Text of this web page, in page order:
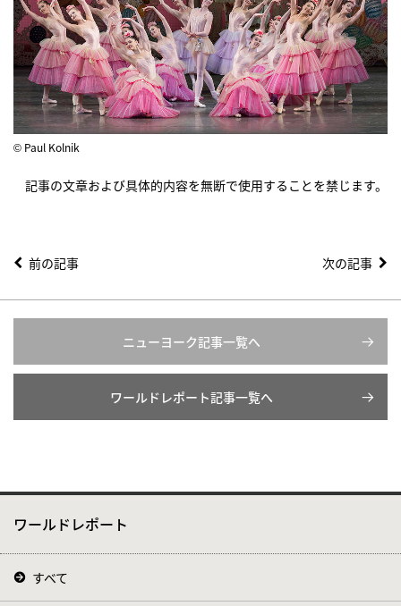
© Paul Kolnik
記事の文章および具体的内容を無断で使用することを禁じます。
前の記事 次の記事
ニューヨーク記事一覧へ
ワールドレポート記事一覧へ
ワールドレポート
すべて